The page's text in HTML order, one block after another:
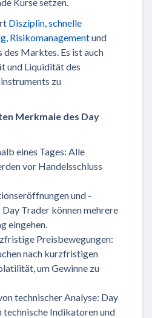
Disziplin, schnelle
Risikomanagementund
des Marktes. Es ist auch
und Liquidität des
zu
Merkmale des Day
eines Tages: Alle
vor Handelsschluss
und -
Trader können mehrere
eingehen.
Preisbewegungen:
nach kurzfristigen
um Gewinne zu
technischer Analyse: Day
technische Indikatoren und